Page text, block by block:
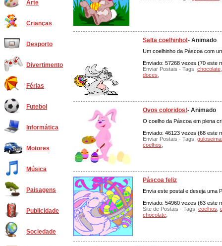
Arte
Crianças
Desporto
Divertimento
Férias
Futebol
Informática
Motores
Música
Paisagens
Publicidade
Sociedade
Salta coelhinho!- Animado
Um coelhinho da Páscoa com
Enviado: 57268 vezes (70 este
Enviar Postais - Tags: chocolate
doces
Ovos coloridos!- Animado
O coelho da Páscoa em plena
Enviado: 46123 vezes (68 este
Enviar Postais - Tags:
coelhos
Páscoa feliz
Envia este postal e deseja uma
Enviado: 54960 vezes (63 este
Site de Postais - Tags: coelhos
chocolate